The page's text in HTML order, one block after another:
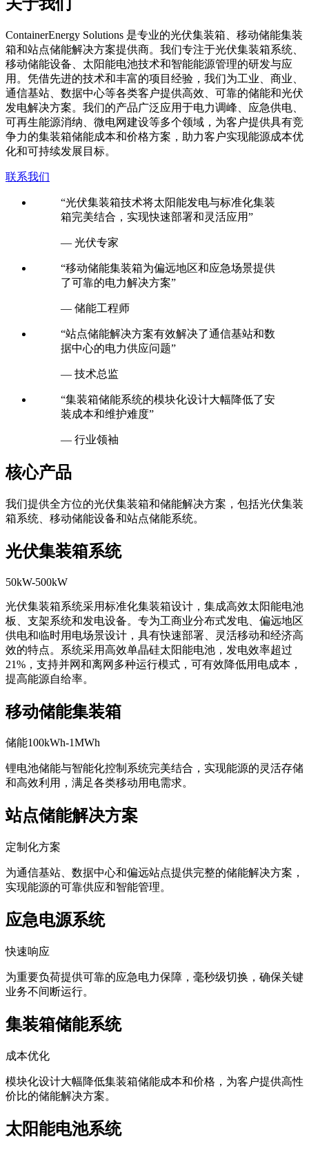
ContainerEnergy Solutions 是专业的光伏集装箱、移动储能集装
箱和站点储能解决方案提供商。我们专注于光伏集装箱系统、
移动储能设备、太阳能电池技术和智能能源管理的研发与应
用。凭借先进的技术和丰富的项目经验，我们为工业、商业、
通信基站、数据中心等各类客户提供高效、可靠的储能和光伏
发电解决方案。我们的产品广泛应用于电力调峰、应急供电、
可再生能源消纳、微电网建设等多个领域，为客户提供具有竞
争力的集装箱储能成本和价格方案，助力客户实现能源成本优
化和可持续发展目标。
联系我们
“光伏集装箱技术将太阳能发电与标准化集装
箱完美结合，实现快速部署和灵活应用”
— 光伏专家
“移动储能集装箱为偏远地区和应急场景提供
了可靠的电力解决方案”
— 储能工程师
“站点储能解决方案有效解决了通信基站和数
据中心的电力供应问题”
— 技术总监
“集装箱储能系统的模块化设计大幅降低了安
装成本和维护难度”
— 行业领袖
核心产品
我们提供全方位的光伏集装箱和储能解决方案，包括光伏集装
箱系统、移动储能设备和站点储能系统。
光伏集装箱系统
50kW-500kW
光伏集装箱系统采用标准化集装箱设计，集成高效太阳能电池
板、支架系统和发电设备。专为工商业分布式发电、偏远地区
供电和临时用电场景设计，具有快速部署、灵活移动和经济高
效的特点。系统采用高效单晶硅太阳能电池，发电效率超过
21%，支持并网和离网多种运行模式，可有效降低用电成本，
提高能源自给率。
移动储能集装箱
储能100kWh-1MWh
锂电池储能与智能化控制系统完美结合，实现能源的灵活存储
和高效利用，满足各类移动用电需求。
站点储能解决方案
定制化方案
为通信基站、数据中心和偏远站点提供完整的储能解决方案，
实现能源的可靠供应和智能管理。
应急电源系统
快速响应
为重要负荷提供可靠的应急电力保障，毫秒级切换，确保关键
业务不间断运行。
集装箱储能系统
成本优化
模块化设计大幅降低集装箱储能成本和价格，为客户提供高性
价比的储能解决方案。
太阳能电池系统